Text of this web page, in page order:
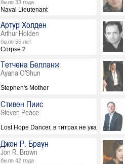
было 33 года
Naval Lieutenant
Артур Холден
Arthur Holden
было 55 лет
Corpse 2
Тетчена Белланж
Ayana O'Shun
Stephen's Mother
Стивен Пиис
Steven Peace
Lost Hope Dancer, в титрах не указан
Джон Р. Браун
Jon R. Brown
было 42 года